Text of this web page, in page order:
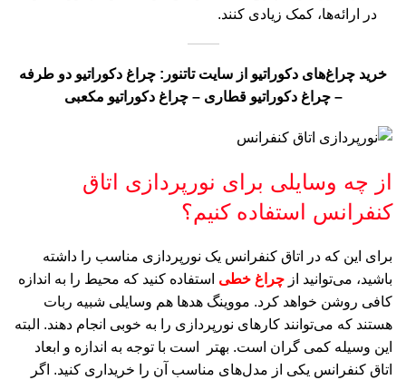
در ارائه‌ها، کمک زیادی کنند.
خرید چراغ‌های دکوراتیو از سایت تاتنور : چراغ دکوراتیو دو طرفه
–چراغ دکوراتیو قطاری –چراغ دکوراتیو مکعبی
از چه وسایلی برای نورپردازی اتاق
کنفرانس استفاده کنیم؟
برای این که در اتاق کنفرانس یک نورپردازی مناسب را داشته
باشید، می‌توانید از چراغ‌ خطی استفاده کنید که محیط را به اندازه
کافی روشن خواهد کرد. مووینگ هدها هم وسایلی شبیه ربات
هستند که می‌توانند کارهای نورپردازی را به خوبی انجام دهند. البته
این وسیله کمی گران است. بهتر است با توجه به اندازه و ابعاد
اتاق کنفرانس یکی از مدل‌های مناسب آن را خریداری کنید. اگر